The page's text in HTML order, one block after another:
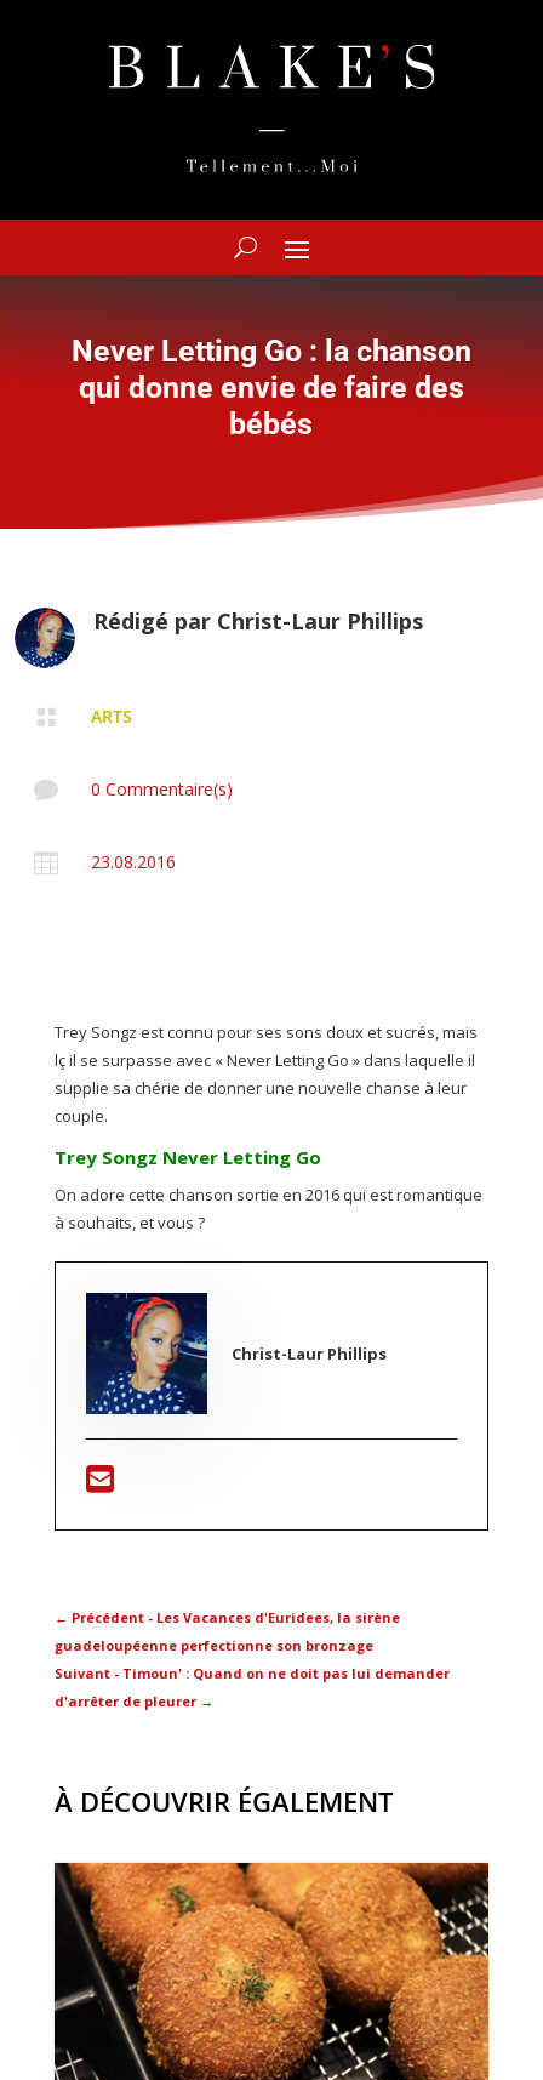
Never Letting Go : la chanson
qui donne envie de faire des
bébés
Rédigé par Christ-Laur Phillips
 ARTS
 0 Commentaire(s)
 23.08.2016
Trey Songz est connu pour ses sons doux et sucrés, mais
lç il se surpasse avec « Never Letting Go » dans laquelle il
supplie sa chérie de donner une nouvelle chanse à leur
couple.
Trey Songz Never Letting Go
On adore cette chanson sortie en 2016 qui est romantique
à souhaits, et vous ?
Christ-Laur Phillips
← Précédent - Les Vacances d'Euridees, la sirène
guadeloupéenne perfectionne son bronzage
Suivant - Timoun' : Quand on ne doit pas lui demander
d'arrêter de pleurer→
À DÉCOUVRIR ÉGALEMENT